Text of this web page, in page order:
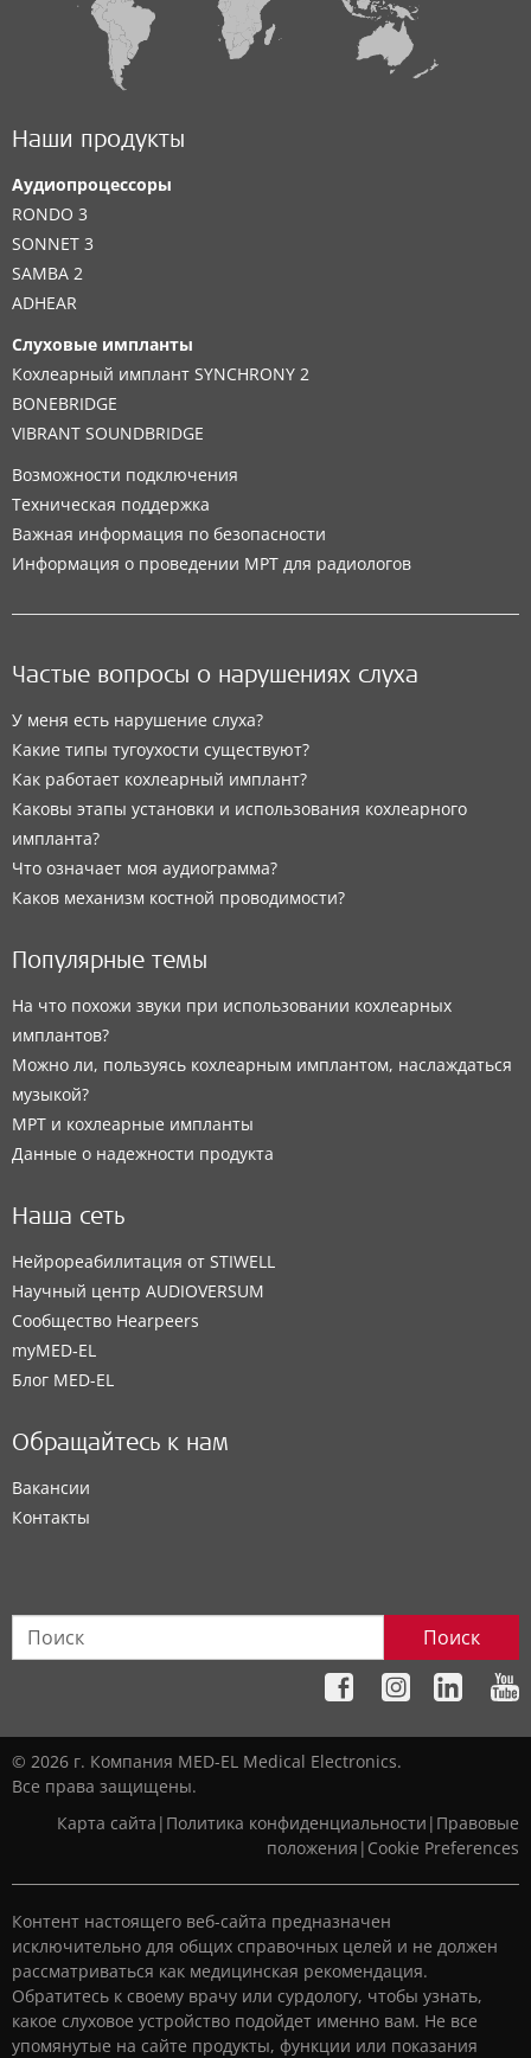
Наши продукты
Аудиопроцессоры
RONDO 3
SONNET 3
SAMBA 2
ADHEAR
Слуховые импланты
Кохлеарный имплант SYNCHRONY 2
BONEBRIDGE
VIBRANT SOUNDBRIDGE
Возможности подключения
Техническая поддержка
Важная информация по безопасности
Информация о проведении МРТ для радиологов
Частые вопросы о нарушениях слуха
У меня есть нарушение слуха?
Какие типы тугоухости существуют?
Как работает кохлеарный имплант?
Каковы этапы установки и использования кохлеарного
импланта?
Что означает моя аудиограмма?
Каков механизм костной проводимости?
Популярные темы
На что похожи звуки при использовании кохлеарных
имплантов?
Можно ли, пользуясь кохлеарным имплантом, наслаждаться
музыкой?
МРТ и кохлеарные импланты
Данные о надежности продукта
Наша сеть
Нейрореабилитация от STIWELL
Научный центр AUDIOVERSUM
Сообщество Hearpeers
myMED‑EL
Блог MED-EL
Обращайтесь к нам
Вакансии
Контакты
Поиск
© 2026 г. Компания MED-EL Medical Electronics.
Все права защищены.
Карта сайта | Политика конфиденциальности | Правовые
положения | Cookie Preferences
Контент настоящего веб-сайта предназначен
исключительно для общих справочных целей и не должен
рассматриваться как медицинская рекомендация.
Обратитесь к своему врачу или сурдологу, чтобы узнать,
какое слуховое устройство подойдет именно вам. Не все
упомянутые на сайте продукты, функции или показания